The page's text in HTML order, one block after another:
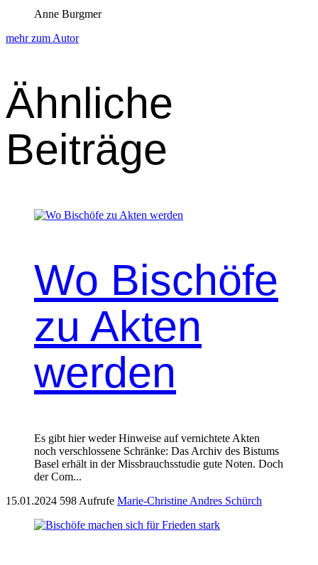
Anne Burgmer
mehr zum Autor
Ähnliche
Beiträge
Wo Bischöfe
zu Akten
werden
Es gibt hier wed­er Hin­weise auf ver­nichtete Akten
noch ver­schlossene Schränke: Das Archiv des Bis­tums
Basel erhält in der Miss­brauchsstudie gute Noten. Doch
der Com­...
15.01.2024 598 Aufrufe Marie-Christine Andres Schürch